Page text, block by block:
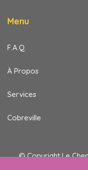
Menu
F.A.Q.
À Propos
Services
Cobreville
© Copyright Le